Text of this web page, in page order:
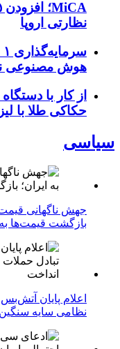
نظارتی اروپا
هوش مصنوعی
از کار با
حکاکی طلا با
سیاسی
جهش ناگهانی قیمت
بازگشت قیمت‌ها
اعلام پایان
نظامی سایه سنگین